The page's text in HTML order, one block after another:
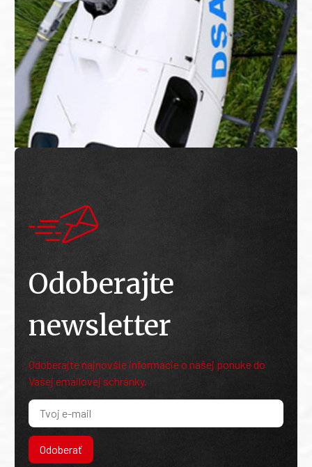
Odoberajte
newsletter
Odoberajte najnovšie informácie o našej ponuke do
Vašej emailovej schránky.
Odoberať